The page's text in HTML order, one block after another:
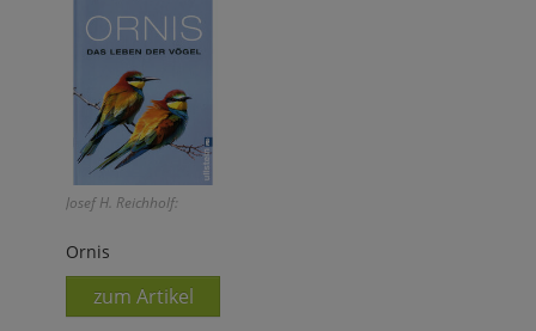
Josef H. Reichholf:
Ornis
zum Artikel